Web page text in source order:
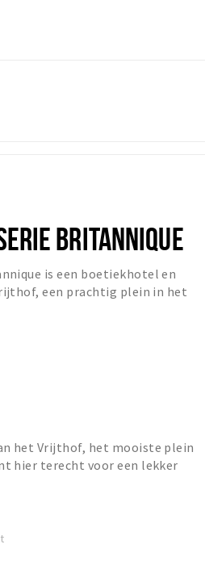
BRITANNIQUE
is een boetiekhotel en
een prachtig plein in het
het Vrijthof, het mooiste plein
hier terecht voor een lekker